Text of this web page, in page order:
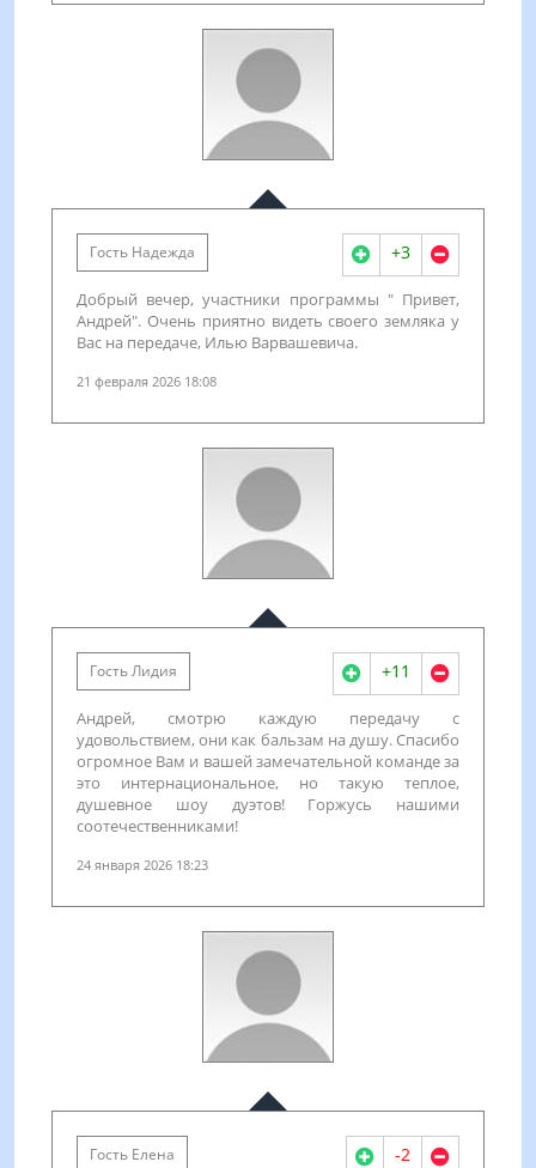
Гость Надежда +3
Добрый вечер, участники программы " Привет,
Андрей". Очень приятно видеть своего земляка у
Вас на передаче, Илью Варвашевича.
21 февраля 2026 18:08
Гость Лидия +11
Андрей, смотрю каждую передачу с
удовольствием, они как бальзам на душу. Спасибо
огромное Вам и вашей замечательной команде за
это интернациональное, но такую теплое,
душевное шоу дуэтов! Горжусь нашими
соотечественниками!
24 января 2026 18:23
Гость Елена -2